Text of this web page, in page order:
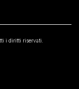
i diritti riservati.